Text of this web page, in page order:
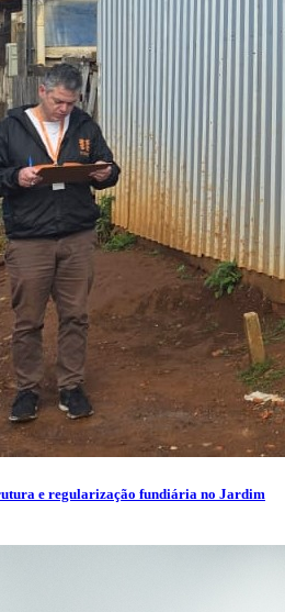
e regularização fundiária no Jardim